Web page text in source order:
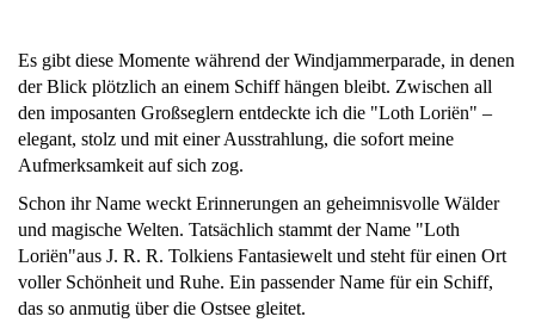
Es gibt diese Momente während der Windjammerparade, in denen
der Blick plötzlich an einem Schiff hängen bleibt. Zwischen all
den imposanten Großseglern entdeckte ich die "Loth Loriën" –
elegant, stolz und mit einer Ausstrahlung, die sofort meine
Aufmerksamkeit auf sich zog.
Schon ihr Name weckt Erinnerungen an geheimnisvolle Wälder
und magische Welten. Tatsächlich stammt der Name "Loth
Loriën"aus J. R. R. Tolkiens Fantasiewelt und steht für einen Ort
voller Schönheit und Ruhe. Ein passender Name für ein Schiff,
das so anmutig über die Ostsee gleitet.